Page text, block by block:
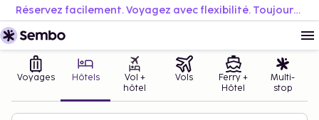
Réservez facilement. Voyagez avec flexibilité. Toujours au meilleur prix.
Voyages Hôtels
Vol +
hôtel
Vols
Ferry +
Hôtel
Multi-
stop